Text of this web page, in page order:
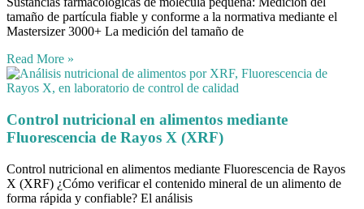
tamaño de partícula fiable y conforme a la normativa mediante el
Mastersizer 3000+ La medición del tamaño de
Read More »
Control nutricional en alimentos mediante
Fluorescencia de Rayos X (XRF)
Control nutricional en alimentos mediante Fluorescencia de Rayos
X (XRF) ¿Cómo verificar el contenido mineral de un alimento de
forma rápida y confiable? El análisis